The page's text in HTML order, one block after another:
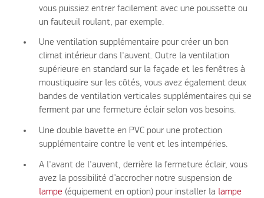
vous puissiez entrer facilement avec une poussette ou
un fauteuil roulant, par exemple.
Une ventilation supplémentaire pour créer un bon
climat intérieur dans l'auvent. Outre la ventilation
supérieure en standard sur la façade et les fenêtres à
moustiquaire sur les côtés, vous avez également deux
bandes de ventilation verticales supplémentaires qui se
ferment par une fermeture éclair selon vos besoins.
Une double bavette en PVC pour une protection
supplémentaire contre le vent et les intempéries.
A l'avant de l'auvent, derrière la fermeture éclair, vous
avez la possibilité d’accrocher notre suspension de
lampe (équipement en option) pour installer la lampe